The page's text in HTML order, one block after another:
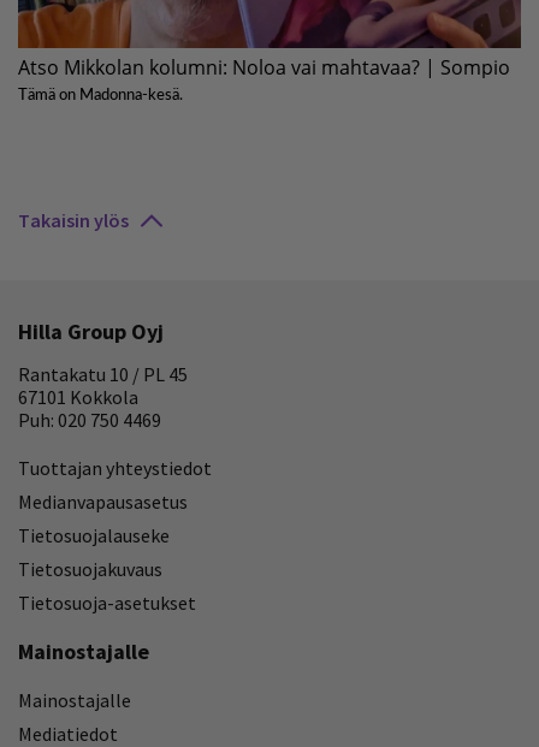
Takaisin ylös
Hilla Group Oyj
Rantakatu 10 / PL 45
67101 Kokkola
Puh: 020 750 4469
Tuottajan yhteystiedot
Medianvapausasetus
Tietosuojalauseke
Tietosuojakuvaus
Tietosuoja-asetukset
Mainostajalle
Mainostajalle
Mediatiedot